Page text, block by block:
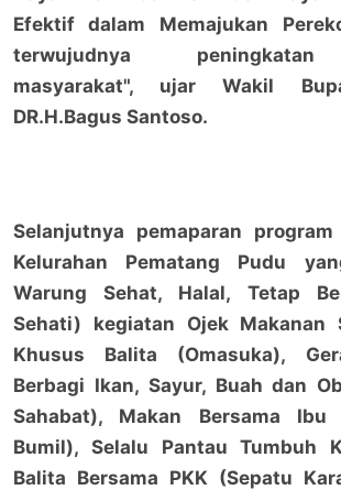
Efektif dalam Memajukan
terwujudnya
masyarakat", ujar Wakil
DR.H.Bagus Santoso.
Selanjutnya pemaparan
Kelurahan Pematang Pudu
Warung Sehat, Halal, Tetap
Sehati) kegiatan Ojek Makanan
Khusus Balita (Omasuka),
Berbagi Ikan, Sayur, Buah dan
Sahabat), Makan Bersama Ibu
Bumil), Selalu Pantau Tumbuh
Balita Bersama PKK (Sepatu